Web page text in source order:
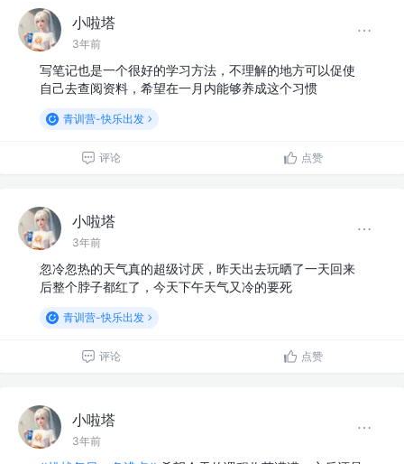
小啦塔
3年前
写笔记也是一个很好的学习方法，不理解的地方可以促使
自己去查阅资料，希望在一月内能够养成这个习惯
青训营-快乐出发
评论 点赞
小啦塔
3年前
忽冷忽热的天气真的超级讨厌，昨天出去玩晒了一天回来
后整个脖子都红了，今天下午天气又冷的要死
青训营-快乐出发
评论 点赞
小啦塔
3年前